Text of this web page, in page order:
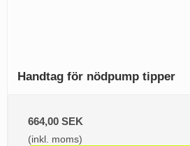
Handtag för nödpump tipper
664,00 SEK
(inkl. moms)